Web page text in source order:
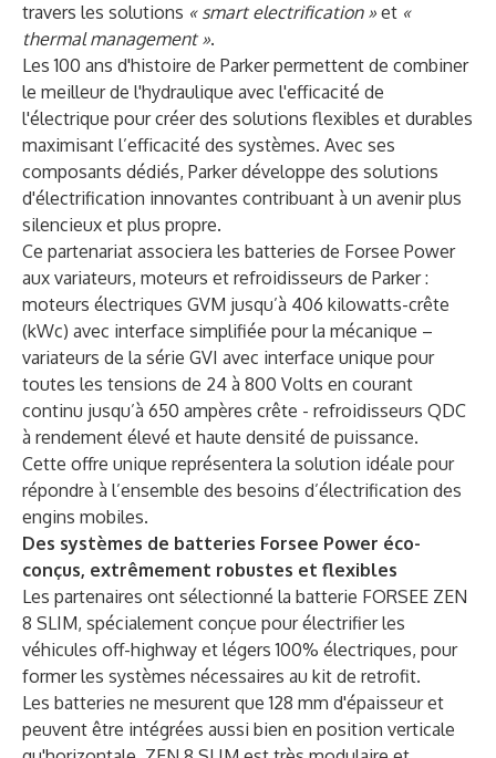
travers les solutions « smart electrification » et «
thermal management ».
Les 100 ans d'histoire de Parker permettent de combiner
le meilleur de l'hydraulique avec l'efficacité de
l'électrique pour créer des solutions flexibles et durables
maximisant l’efficacité des systèmes. Avec ses
composants dédiés, Parker développe des solutions
d'électrification innovantes contribuant à un avenir plus
silencieux et plus propre.
Ce partenariat associera les batteries de Forsee Power
aux variateurs, moteurs et refroidisseurs de Parker :
moteurs électriques GVM jusqu’à 406 kilowatts-crête
(kWc) avec interface simplifiée pour la mécanique –
variateurs de la série GVI avec interface unique pour
toutes les tensions de 24 à 800 Volts en courant
continu jusqu’à 650 ampères crête - refroidisseurs QDC
à rendement élevé et haute densité de puissance.
Cette offre unique représentera la solution idéale pour
répondre à l’ensemble des besoins d’électrification des
engins mobiles.
Des systèmes de batteries Forsee Power éco-
conçus, extrêmement robustes et flexibles
Les partenaires ont sélectionné la batterie FORSEE ZEN
8 SLIM, spécialement conçue pour électrifier les
véhicules off-highway et légers 100% électriques, pour
former les systèmes nécessaires au kit de retrofit.
Les batteries ne mesurent que 128 mm d'épaisseur et
peuvent être intégrées aussi bien en position verticale